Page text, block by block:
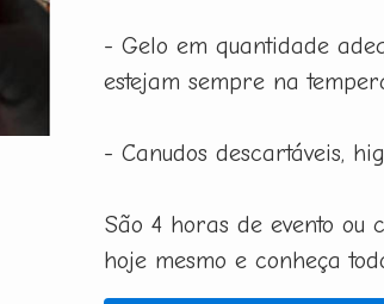
- Gelo em quantidade
estejam sempre na
- Canudos descartáveis,
São 4 horas de evento ou
hoje mesmo e conheça